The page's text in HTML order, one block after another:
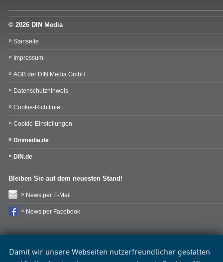
Damit wir unsere Webseiten nutzerfreundlicher gestalten
© 2026 DIN Media
Startseite
Impressum
AGB der DIN Media GmbH
Datenschutzhinweis
Cookie-Richtlinie
Cookie-Einstellungen
Dinmedia.de
DIN.de
Bleiben Sie auf dem neuesten Stand!
News per E-Mail
News per Facebook